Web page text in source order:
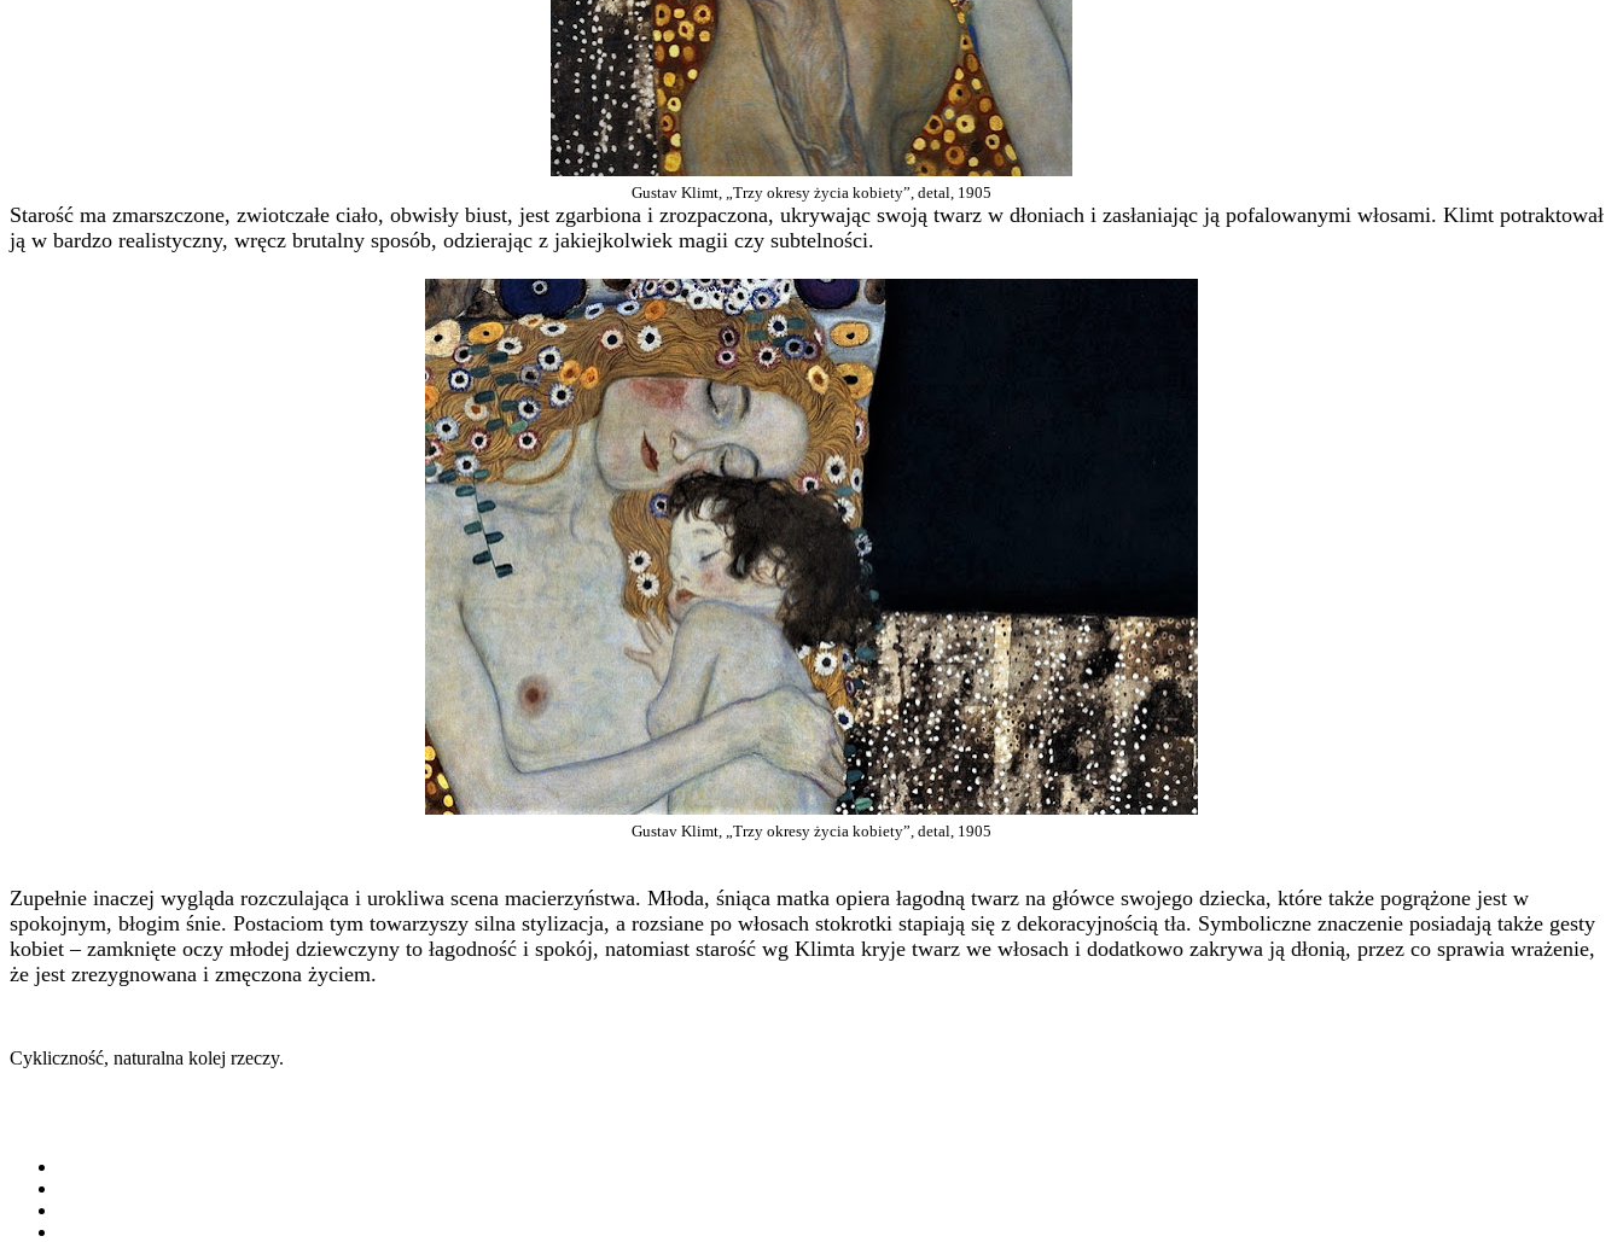
Gustav Klimt, „Trzy okresy życia kobiety”, detal, 1905
Starość ma zmarszczone, zwiotczałe ciało, obwisły biust, jest zgarbiona i zrozpaczona, ukrywając swoją twarz w dłoniach i zasłaniając ją pofalowanymi włosami. Klimt potraktował
ją w bardzo realistyczny, wręcz brutalny sposób, odzierając z jakiejkolwiek magii czy subtelności.
Gustav Klimt, „Trzy okresy życia kobiety”, detal, 1905
Zupełnie inaczej wygląda rozczulająca i urokliwa scena macierzyństwa. Młoda, śniąca matka opiera łagodną twarz na główce swojego dziecka, które także pogrążone jest w
spokojnym, błogim śnie. Postaciom tym towarzyszy silna stylizacja, a rozsiane po włosach stokrotki stapiają się z dekoracyjnością tła. Symboliczne znaczenie posiadają także gesty
kobiet – zamknięte oczy młodej dziewczyny to łagodność i spokój, natomiast starość wg Klimta kryje twarz we włosach i dodatkowo zakrywa ją dłonią, przez co sprawia wrażenie,
że jest zrezygnowana i zmęczona życiem.
Cykliczność, naturalna kolej rzeczy.